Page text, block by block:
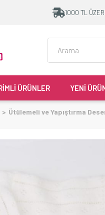
1000 TL
ÜRÜNLER YENİ
Ütülemeli ve Yapıştırma